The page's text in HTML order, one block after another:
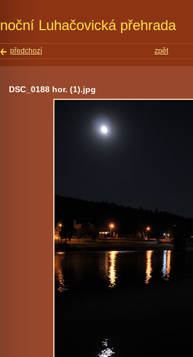
noční Luhačovická přehrada
předchozí zpět
DSC_0188 hor. (1).jpg